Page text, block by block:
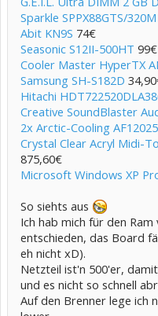
Sparkle SPPX88GTS/320M
Abit KN9S 74€
Seasonic S12II-500HT 99€
Cooler Master HyperTX
Samsung SH-S182D
Hitachi
Creative SoundBlaster
2x Arctic-Cooling
Crystal Clear Acryl Midi-
875,60€
Microsoft Windows XP
So siehts aus
Ich hab mich für den
entschieden, das Board
eh nicht xD).
Netzteil ist'n 500'er,
und es nicht so schnell
Auf den Brenner lege ich